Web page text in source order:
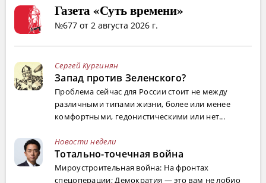
Газета «Суть времени»
№677 от 2 августа 2026 г.
Сергей Кургинян
Запад против Зеленского?
Проблема сейчас для России стоит не между
различными типами жизни, более или менее
комфортными, гедонистическими или нет...
Новости недели
Тотально-точечная война
Мироустроительная война: На фронтах
спецоперации; Демократия — это вам не лобио